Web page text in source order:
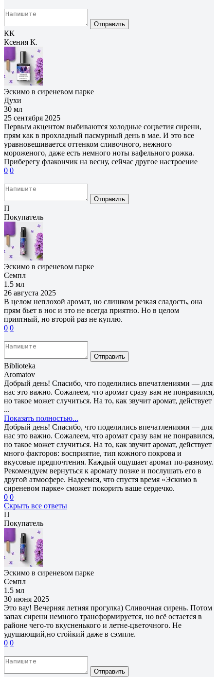
Отправить
КК
Ксения К.
Эскимо в сиреневом парке
Духи
30 мл
25 сентября 2025
Первым акцентом выбиваются холодные соцветия сирени,
прям как в прохладный пасмурный день в мае. И это все
уравновешивается оттенком сливочного, нежного
мороженого, даже есть немного ноты вафельного рожка.
Приберегу флакончик на весну, сейчас другое настроение
0 0
Отправить
П
Покупатель
Эскимо в сиреневом парке
Семпл
1.5 мл
26 августа 2025
В целом неплохой аромат, но слишком резкая сладость, она
прям бьет в нос и это не всегда приятно. Но в целом
приятный, но второй раз не куплю.
0 0
Отправить
Biblioteka
Aromatov
Добрый день! Спасибо, что поделились впечатлениями — для
нас это важно. Сожалеем, что аромат сразу вам не понравился,
но такое может случиться. На то, как звучит аромат, действует
...
Показать полностью...
Добрый день! Спасибо, что поделились впечатлениями — для
нас это важно. Сожалеем, что аромат сразу вам не понравился,
но такое может случиться. На то, как звучит аромат, действует
много факторов: восприятие, тип кожного покрова и
вкусовые предпочтения. Каждый ощущает аромат по-разному.
Рекомендуем вернуться к аромату позже и послушать его в
другой атмосфере. Надеемся, что спустя время «Эскимо в
сиреневом парке» сможет покорить ваше сердечко.
0 0
Скрыть все ответы
П
Покупатель
Эскимо в сиреневом парке
Семпл
1.5 мл
30 июня 2025
Это вау! Вечерняя летняя прогулка) Сливочная сирень. Потом
запах сирени немного трансформируется, но всё остается в
районе чего-то вкусненького и летне-цветочного. Не
удушающий,но стойкий даже в сэмпле.
0 0
Отправить